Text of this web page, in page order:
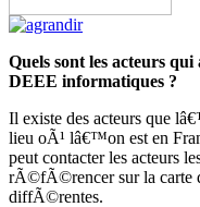
Quels sont les acteurs
DEEE informatiques ?
Il existe des acteurs que
lieu oÃ¹ lâ€™on est en
peut contacter les acteurs
rÃ©fÃ©rencer sur la carte
diffÃ©rentes.